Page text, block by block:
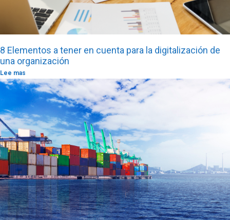
8 Elementos a tener en cuenta para la digitalización de
una organización
Lee mas